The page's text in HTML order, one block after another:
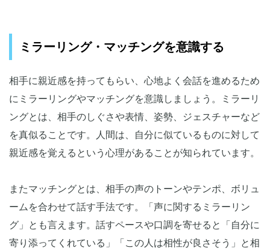
ミラーリング・マッチングを意識する
相手に親近感を持ってもらい、心地よく会話を進めるため
にミラーリングやマッチングを意識しましょう。ミラーリ
ングとは、相手のしぐさや表情、姿勢、ジェスチャーなど
を真似ることです。人間は、自分に似ているものに対して
親近感を覚えるという心理があることが知られています。
またマッチングとは、相手の声のトーンやテンポ、ボリュ
ームを合わせて話す手法です。「声に関するミラーリン
グ」とも言えます。話すペースや口調を寄せると「自分に
寄り添ってくれている」「この人は相性が良さそう」と相